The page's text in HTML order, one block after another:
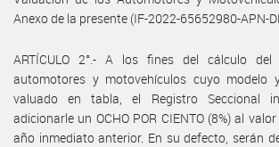
Anexo de la presente (IF-2022-65652980-APN-
ARTÍCULO 2°.- A los fines del cálculo
automotores y motovehículos cuyo modelo
valuado en tabla, el Registro Seccional
adicionarle un OCHO POR CIENTO (8%) al
año inmediato anterior. En su defecto, serán